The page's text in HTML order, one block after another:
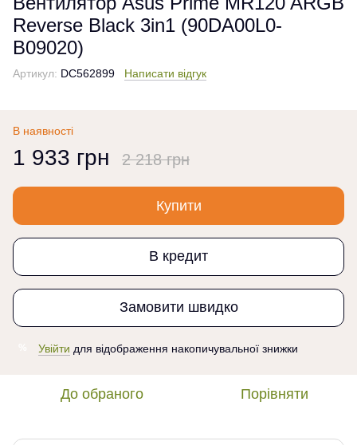
Reverse Black 3in1 (90DA00L0-
B09020)
Артикул: DC562899 Написати відгук
В наявності
1 933 грн 2 218 грн
Купити
В кредит
Замовити швидко
Увійти для відображення накопичувальної знижки
До обраного Порівняти